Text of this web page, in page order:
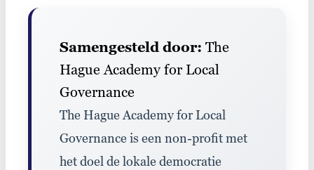
Samengesteld door: The
Hague Academy for Local
Governance
The Hague Academy for Local
Governance is een non-profit met
het doel de lokale democratie